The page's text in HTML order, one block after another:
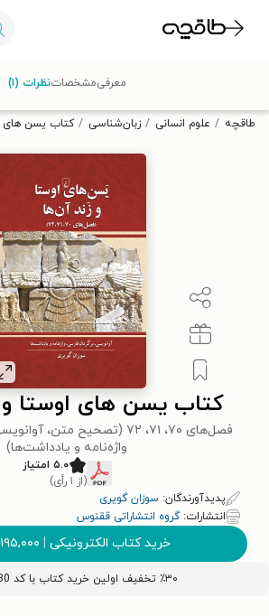
تخفیف از طاقچه دریافت کن.
طاقچه علوم انسانی زبان‌شناسی کتاب یسن های
کتاب یسن های اوستا و
فصل‌های ۷۰، ۷۱، ۷۲ (تصحیح متن،
واژه‌نامه‌ و یادداشت‌ها)
۵.۰ امتیاز
(از ۱ رأی)
پدیدآورندگان: سوزان گویری
انتشارات:گروه انتشاراتی ققنوس
خرید کتاب الکترونیکی | ۱۹۵,۰۰۰
٪۳۰ تخفیف اولین خرید کتاب با کد
معرفیمشخصاتنظرات (۱)